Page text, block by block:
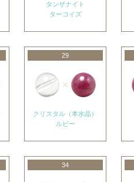
タンザナイト
ターコイズ
29
クリスタル（本水晶）
ルビー
34